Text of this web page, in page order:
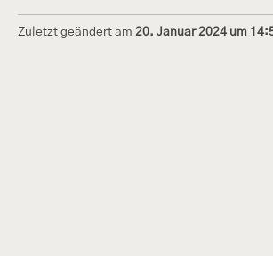
Zuletzt geändert am 20. Januar 2024 um